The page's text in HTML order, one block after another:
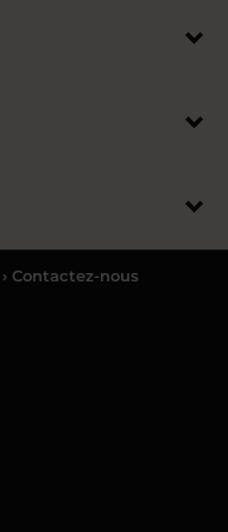
› Contactez-nous